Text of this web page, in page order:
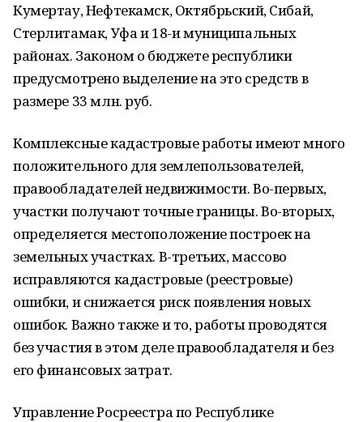
Кумертау, Нефтекамск, Октябрьский, Сибай,
Стерлитамак, Уфа и 18-и муниципальных
районах. Законом о бюджете республики
предусмотрено выделение на это средств в
размере 33 млн. руб.
Комплексные кадастровые работы имеют много
положительного для землепользователей,
правообладателей недвижимости. Во-первых,
участки получают точные границы. Во-вторых,
определяется местоположение построек на
земельных участках. В-третьих, массово
исправляются кадастровые (реестровые)
ошибки, и снижается риск появления новых
ошибок. Важно также и то, работы проводятся
без участия в этом деле правообладателя и без
его финансовых затрат.
Управление Росреестра по Республике